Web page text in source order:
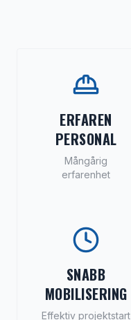
ERFAREN
PERSONAL
Mångårig
erfarenhet
SNABB
MOBILISERING
Effektiv projektstart